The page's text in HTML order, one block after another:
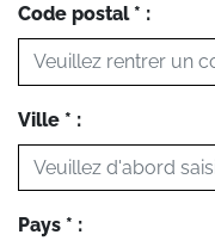
Code postal * :
Ville * :
Pays * :